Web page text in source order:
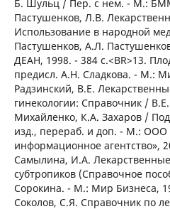
Б. Шульц / Пер. с нем. - М.:
Пастушенков, Л.В.
Использование в народной
Пастушенков, А.Л.
ДЕАН, 1998. - 384 с.<BR>13.
предисл. А.Н. Сладкова. - М.:
Радзинский, В.Е.
гинекологии: Справочник /
Михайленко, К.А. Захаров /
изд., перераб. и доп. - М.: ООО
информационное агентство»,
Самылина, И.А.
субтропиков (Справочное
Сорокина. - М.: Мир Бизнеса,
Соколов, С.Я. Справочник по